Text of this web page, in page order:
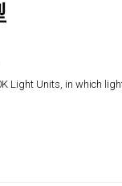
Light Units, in which